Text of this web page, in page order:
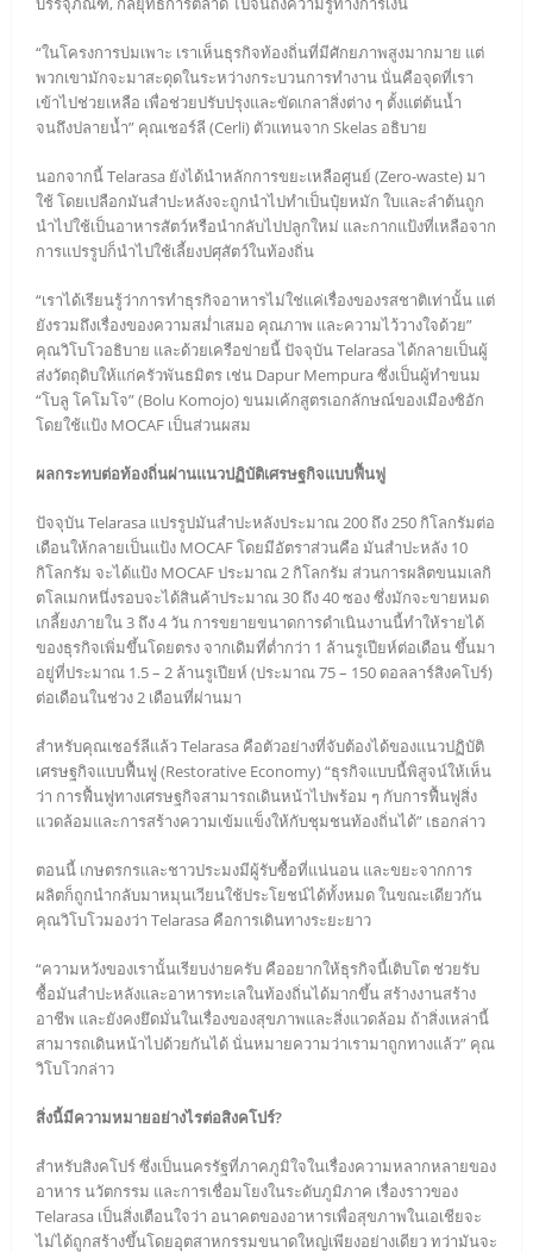
“ในโครงการบ่มเพาะ เราเห็นธุรกิจท้องถิ่นที่มีศักยภาพสูงมากมาย แต่
พวกเขามักจะมาสะดุดในระหว่างกระบวนการทำงาน นั่นคือจุดที่เรา
เข้าไปช่วยเหลือ เพื่อช่วยปรับปรุงและขัดเกลาสิ่งต่าง ๆ ตั้งแต่ต้นน้ำ
จนถึงปลายน้ำ” คุณเชอร์ลี (Cerli) ตัวแทนจาก Skelas อธิบาย
นอกจากนี้ Telarasa ยังได้นำหลักการขยะเหลือศูนย์ (Zero-waste) มา
ใช้ โดยเปลือกมันสำปะหลังจะถูกนำไปทำเป็นปุ๋ยหมัก ใบและลำต้นถูก
นำไปใช้เป็นอาหารสัตว์หรือนำกลับไปปลูกใหม่ และกากแป้งที่เหลือจาก
การแปรรูปก็นำไปใช้เลี้ยงปศุสัตว์ในท้องถิ่น
“เราได้เรียนรู้ว่าการทำธุรกิจอาหารไม่ใช่แค่เรื่องของรสชาติเท่านั้น แต่
ยังรวมถึงเรื่องของความสม่ำเสมอ คุณภาพ และความไว้วางใจด้วย”
คุณวิโบโวอธิบาย และด้วยเครือข่ายนี้ ปัจจุบัน Telarasa ได้กลายเป็นผู้
ส่งวัตถุดิบให้แก่ครัวพันธมิตร เช่น Dapur Mempura ซึ่งเป็นผู้ทำขนม
“โบลู โคโมโจ” (Bolu Komojo) ขนมเค้กสูตรเอกลักษณ์ของเมืองซิอัก
โดยใช้แป้ง MOCAF เป็นส่วนผสม
ผลกระทบต่อท้องถิ่นผ่านแนวปฏิบัติเศรษฐกิจแบบฟื้นฟู
ปัจจุบัน Telarasa แปรรูปมันสำปะหลังประมาณ 200 ถึง 250 กิโลกรัมต่อ
เดือนให้กลายเป็นแป้ง MOCAF โดยมีอัตราส่วนคือ มันสำปะหลัง 10
กิโลกรัม จะได้แป้ง MOCAF ประมาณ 2 กิโลกรัม ส่วนการผลิตขนมเลกิ
ตโลเมกหนึ่งรอบจะได้สินค้าประมาณ 30 ถึง 40 ซอง ซึ่งมักจะขายหมด
เกลี้ยงภายใน 3 ถึง 4 วัน การขยายขนาดการดำเนินงานนี้ทำให้รายได้
ของธุรกิจเพิ่มขึ้นโดยตรง จากเดิมที่ต่ำกว่า 1 ล้านรูเปียห์ต่อเดือน ขึ้นมา
อยู่ที่ประมาณ 1.5 – 2 ล้านรูเปียห์ (ประมาณ 75 – 150 ดอลลาร์สิงคโปร์)
ต่อเดือนในช่วง 2 เดือนที่ผ่านมา
สำหรับคุณเชอร์ลีแล้ว Telarasa คือตัวอย่างที่จับต้องได้ของแนวปฏิบัติ
เศรษฐกิจแบบฟื้นฟู (Restorative Economy) “ธุรกิจแบบนี้พิสูจน์ให้เห็น
ว่า การฟื้นฟูทางเศรษฐกิจสามารถเดินหน้าไปพร้อม ๆ กับการฟื้นฟูสิ่ง
แวดล้อมและการสร้างความเข้มแข็งให้กับชุมชนท้องถิ่นได้” เธอกล่าว
ตอนนี้ เกษตรกรและชาวประมงมีผู้รับซื้อที่แน่นอน และขยะจากการ
ผลิตก็ถูกนำกลับมาหมุนเวียนใช้ประโยชน์ได้ทั้งหมด ในขณะเดียวกัน
คุณวิโบโวมองว่า Telarasa คือการเดินทางระยะยาว
“ความหวังของเรานั้นเรียบง่ายครับ คืออยากให้ธุรกิจนี้เติบโต ช่วยรับ
ซื้อมันสำปะหลังและอาหารทะเลในท้องถิ่นได้มากขึ้น สร้างงานสร้าง
อาชีพ และยังคงยึดมั่นในเรื่องของสุขภาพและสิ่งแวดล้อม ถ้าสิ่งเหล่านี้
สามารถเดินหน้าไปด้วยกันได้ นั่นหมายความว่าเรามาถูกทางแล้ว” คุณ
วิโบโวกล่าว
สิ่งนี้มีความหมายอย่างไรต่อสิงคโปร์?
สำหรับสิงคโปร์ ซึ่งเป็นนครรัฐที่ภาคภูมิใจในเรื่องความหลากหลายของ
อาหาร นวัตกรรม และการเชื่อมโยงในระดับภูมิภาค เรื่องราวของ
Telarasa เป็นสิ่งเตือนใจว่า อนาคตของอาหารเพื่อสุขภาพในเอเชียจะ
ไม่ได้ถูกสร้างขึ้นโดยอุตสาหกรรมขนาดใหญ่เพียงอย่างเดียว ทว่ามันจะ